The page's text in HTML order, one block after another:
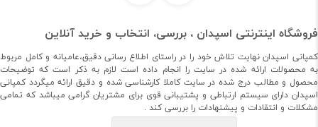
فروشگاه اینترنتی اسپدان ، بررسی، انتخاب و خرید آنلاین
کمپانی اسپدان نهایت تلاش خود را در راستای اطلاع رسانی دقیق،عامیانه و کامل مربوط
به محصولات ارائه شده در سایت را انجام داده است لازم به ذکر است که توضیحات
محصول و مطالب درج شده در سایت کاملا کارشناسی شده و دقیق ارائه میگردد کمپانی
اسپدان دارای سیستم ارتباطی و پشتیبانی قوی برای مشتریان گرامی میباشد که تمامی
مشکلات و انتقادات و پیشنهادات را بررسی کند .